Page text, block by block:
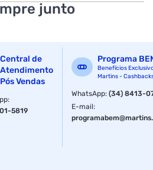
junto
Central de
Atendimento
Pós Vendas
:
5819
Programa
Benefícios
Martins -
WhatsApp:(34) 8413-
E-mail: